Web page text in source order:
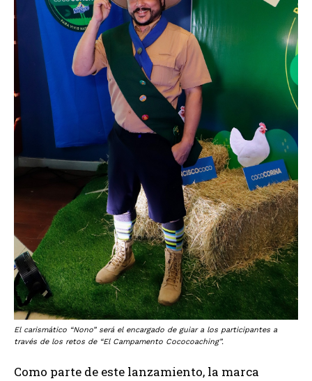
El carismático “Nono” será el encargado de guiar a los participantes a
través de los retos de “El Campamento Cococoaching”.
Como parte de este lanzamiento, la marca